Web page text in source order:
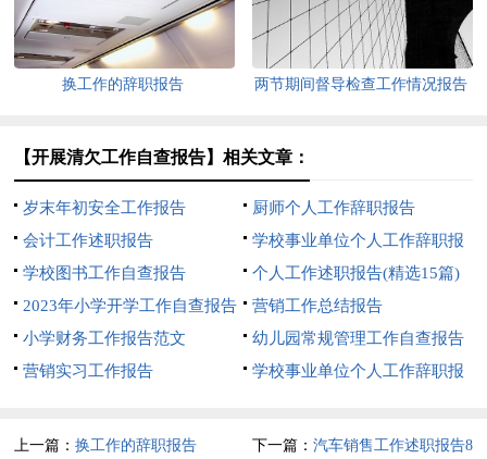
换工作的辞职报告
两节期间督导检查工作情况报告
【开展清欠工作自查报告】相关文章：
岁末年初安全工作报告
厨师个人工作辞职报告
会计工作述职报告
学校事业单位个人工作辞职报
告
学校图书工作自查报告
个人工作述职报告(精选15篇)
2023年小学开学工作自查报告
营销工作总结报告
小学财务工作报告范文
幼儿园常规管理工作自查报告
(5篇)
营销实习工作报告
学校事业单位个人工作辞职报
上一篇：换工作的辞职报告 下一篇： 汽车销售工作述职报告8